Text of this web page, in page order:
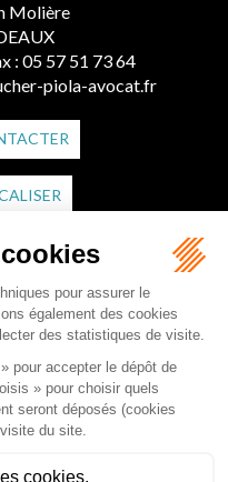
Molière
: 05 57 51 73 64
piola-avocat.fr
l'Europe
CASTILLON
: 05 57 51 73 64
piola-avocat.fr